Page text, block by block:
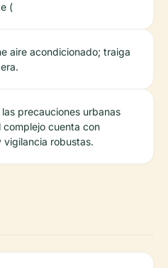
(
aire acondicionado; traiga
precauciones urbanas
complejo cuenta con
vigilancia robustas.